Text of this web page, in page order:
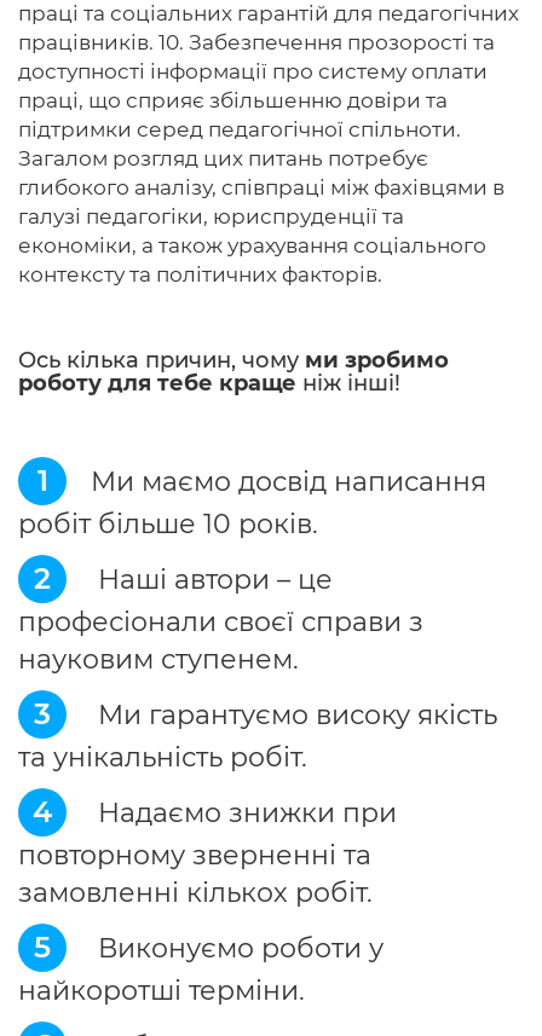
праці та соціальних гарантій для педагогічних
працівників. 10. Забезпечення прозорості та
доступності інформації про систему оплати
праці, що сприяє збільшенню довіри та
підтримки серед педагогічної спільноти.
Загалом розгляд цих питань потребує
глибокого аналізу, співпраці між фахівцями в
галузі педагогіки, юриспруденції та
економіки, а також урахування соціального
контексту та політичних факторів.
Ось кілька причин, чому ми зробимо
роботу для тебе краще ніж інші!
1
Ми маємо досвід написання
робіт більше 10 років.
2
Наші автори – це
професіонали своєї справи з
науковим ступенем.
3
Ми гарантуємо високу якість
та унікальність робіт.
4
Надаємо знижки при
повторному зверненні та
замовленні кількох робіт.
5
Виконуємо роботи у
найкоротші терміни.